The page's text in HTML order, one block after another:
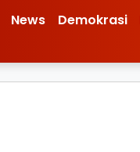
News Demokrasi